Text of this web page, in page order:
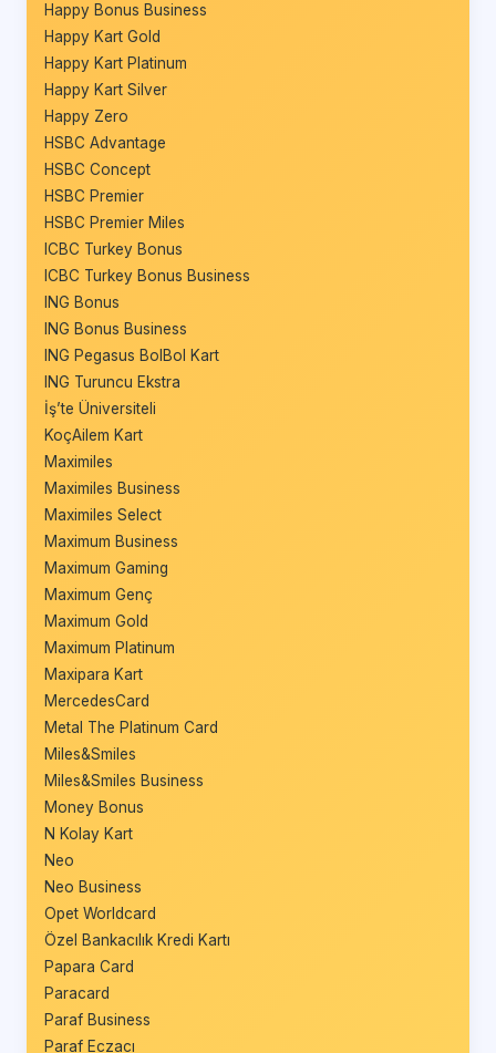
Happy Bonus Business
Happy Kart Gold
Happy Kart Platinum
Happy Kart Silver
Happy Zero
HSBC Advantage
HSBC Concept
HSBC Premier
HSBC Premier Miles
ICBC Turkey Bonus
ICBC Turkey Bonus Business
ING Bonus
ING Bonus Business
ING Pegasus BolBol Kart
ING Turuncu Ekstra
İş’te Üniversiteli
KoçAilem Kart
Maximiles
Maximiles Business
Maximiles Select
Maximum Business
Maximum Gaming
Maximum Genç
Maximum Gold
Maximum Platinum
Maxipara Kart
MercedesCard
Metal The Platinum Card
Miles&Smiles
Miles&Smiles Business
Money Bonus
N Kolay Kart
Neo
Neo Business
Opet Worldcard
Özel Bankacılık Kredi Kartı
Papara Card
Paracard
Paraf Business
Paraf Eczacı